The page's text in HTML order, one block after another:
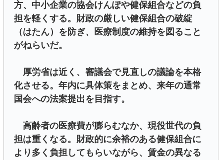
方、中小企業の協会けんぽや健保組合などの負
担を軽くする。財政の厳しい健保組合の破綻
（はたん）を防ぎ、医療制度の維持を図ること
がねらいだ。
厚労省は近く、審議会で見直しの議論を本格
化させる。年内に具体策をまとめ、来年の通常
国会への法案提出を目指す。
高齢者の医療費が膨らむなか、現役世代の負
担は重くなる。財政的に余裕のある健保組合に
より多く負担してもらいながら、賃金の異なる